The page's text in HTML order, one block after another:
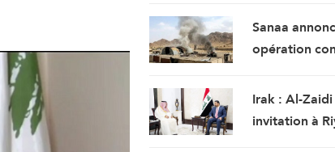
les États du
Sanaa
opération
saoudiens à
Irak : Al-
invitation à